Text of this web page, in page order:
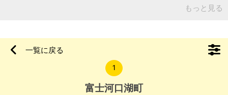
わりました。 庭からは左右の稜線一杯迄、富士山が見事に見え
ンド迄は車で7～8分。 建物は平屋の1DKですが内外とも比較的
綺麗です。 【物件概要】※古屋付土地（現状引渡し）となりま
す 場所:山梨県富士河口湖町 土地:95坪 建物:12坪 構造:木造平屋
もっと見る
一覧に戻る
1
富士河口湖町